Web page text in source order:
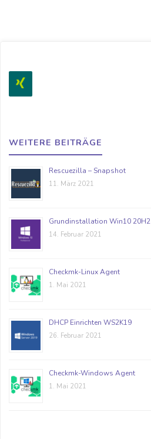
WEITERE BEITRÄGE
Rescuezilla – Snapshot
11. März 2021
Grundinstallation Win10 20H2
14. Februar 2021
Checkmk-Linux Agent
1. Mai 2021
DHCP Einrichten WS2K19
26. Februar 2021
Checkmk-Windows Agent
1. Mai 2021